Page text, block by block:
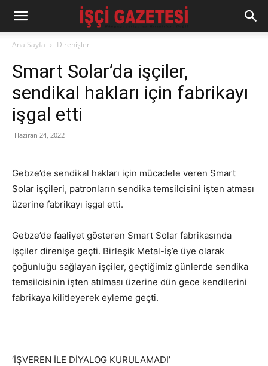
Ana Sayfa Direnişler
Smart Solar’da işçiler,
sendikal hakları için fabrikayı
işgal etti
Haziran 24, 2022
Gebze’de sendikal hakları için mücadele veren Smart
Solar işçileri, patronların sendika temsilcisini işten atması
üzerine fabrikayı işgal etti.
Gebze’de faaliyet gösteren Smart Solar fabrikasında
işçiler direnişe geçti. Birleşik Metal-İş’e üye olarak
çoğunluğu sağlayan işçiler, geçtiğimiz günlerde sendika
temsilcisinin işten atılması üzerine dün gece kendilerini
fabrikaya kilitleyerek eyleme geçti.
‘İŞVEREN İLE DİYALOG KURULAMADI’